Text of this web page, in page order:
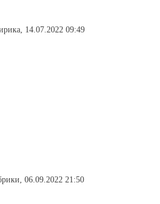
14.07.2022 09:49
06.09.2022 21:50